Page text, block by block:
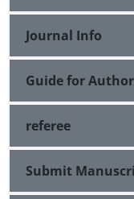
Journal Info
Guide for
referee
Submit